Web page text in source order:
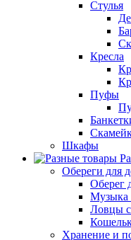
Стулья
Кресла
Пуфы
Шкафы
Обереги для
Оберег
Музыка
Ловцы
Хранение и